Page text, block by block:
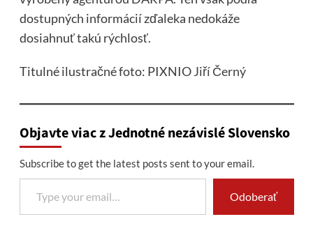
dostupných informácií zďaleka nedokáže
dosiahnuť takú rýchlosť.
Titulné ilustračné foto: PIXNIOJiří Černý
Objavte viac z Jednotné nezávislé Slovensko
Subscribe to get the latest posts sent to your email.
Type your email…
Odoberať